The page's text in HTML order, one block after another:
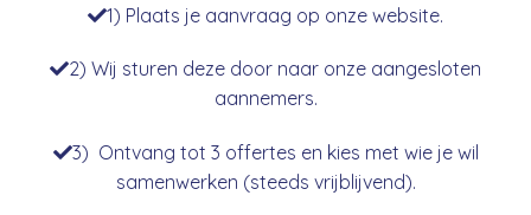
1) Plaats je aanvraag op onze website.
2) Wij sturen deze door naar onze aangesloten
aannemers.
3) Ontvang tot 3 offertes en kies met wie je wil
samenwerken (steeds vrijblijvend).